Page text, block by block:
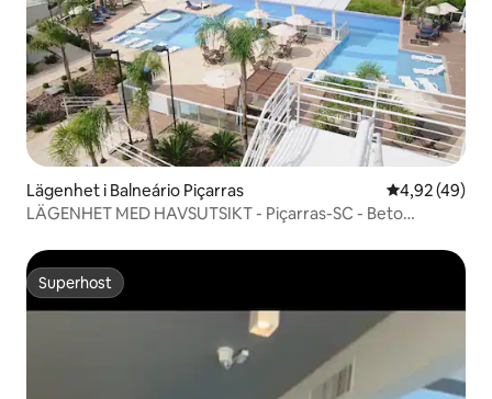
Lägenhet i Balneário Piçarras 4,92 av 5 i
4,92 (49)
LÄGENHET MED HAVSUTSIKT - Piçarras-SC - Beto
Superhost
Superhost